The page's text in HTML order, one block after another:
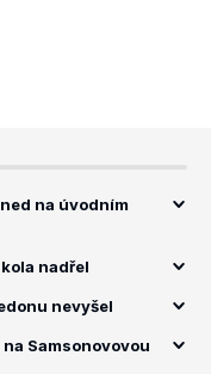
na úvodním
nadřel
nevyšel
Samsonovovou